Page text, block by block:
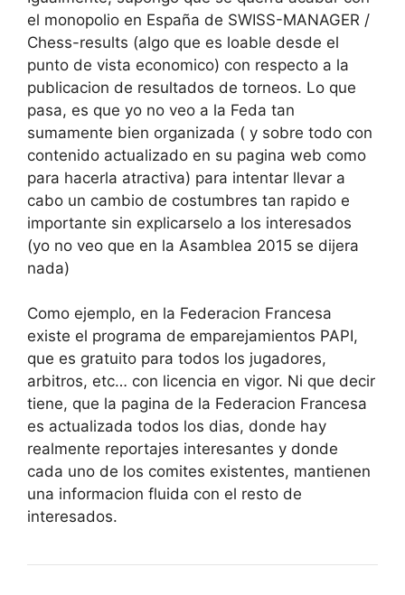
el monopolio en España de SWISS-MANAGER /
Chess-results (algo que es loable desde el
punto de vista economico) con respecto a la
publicacion de resultados de torneos. Lo que
pasa, es que yo no veo a la Feda tan
sumamente bien organizada ( y sobre todo con
contenido actualizado en su pagina web como
para hacerla atractiva) para intentar llevar a
cabo un cambio de costumbres tan rapido e
importante sin explicarselo a los interesados
(yo no veo que en la Asamblea 2015 se dijera
nada)
Como ejemplo, en la Federacion Francesa
existe el programa de emparejamientos PAPI,
que es gratuito para todos los jugadores,
arbitros, etc… con licencia en vigor. Ni que decir
tiene, que la pagina de la Federacion Francesa
es actualizada todos los dias, donde hay
realmente reportajes interesantes y donde
cada uno de los comites existentes, mantienen
una informacion fluida con el resto de
interesados.